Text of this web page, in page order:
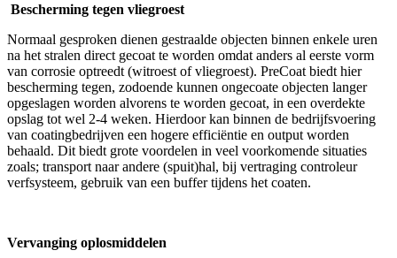
Bescherming tegen vliegroest
Normaal gesproken dienen gestraalde objecten binnen enkele uren
na het stralen direct gecoat te worden omdat anders al eerste vorm
van corrosie optreedt (witroest of vliegroest). PreCoat biedt hier
bescherming tegen, zodoende kunnen ongecoate objecten langer
opgeslagen worden alvorens te worden gecoat, in een overdekte
opslag tot wel 2-4 weken. Hierdoor kan binnen de bedrijfsvoering
van coatingbedrijven een hogere efficiëntie en output worden
behaald. Dit biedt grote voordelen in veel voorkomende situaties
zoals; transport naar andere (spuit)hal, bij vertraging controleur
verfsysteem, gebruik van een buffer tijdens het coaten.
Vervanging oplosmiddelen